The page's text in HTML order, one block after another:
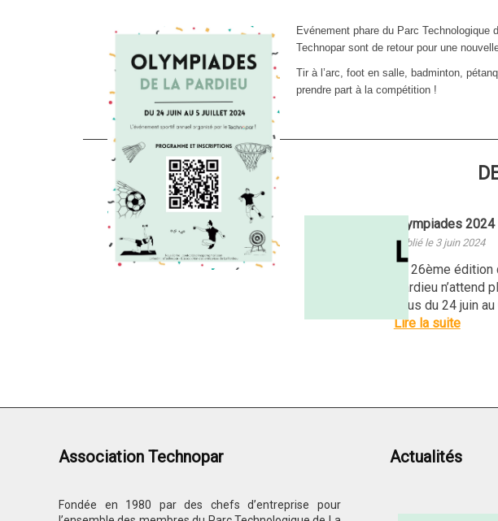
Evénement phare du Parc
Technopar sont de retour pour une
Tir à l’arc, foot en salle, badminton,
prendre part à la compétition !
Olympiades 2024
Publié le 3 juin 2024
La 26ème
Pardieu
nous du 24 juin
Lire la suite
Association Technopar
Fondée en 1980 par des chefs d’entreprise pour
Actualités